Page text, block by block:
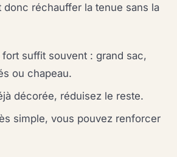
réchauffer la tenue sans la
suffit souvent : grand sac,
ou chapeau.
décorée, réduisez le reste.
simple, vous pouvez renforcer